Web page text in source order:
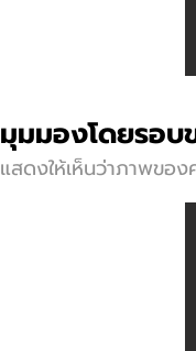
มุมมองโดยรอบ
แสดงให้เห็นว่าภาพของ